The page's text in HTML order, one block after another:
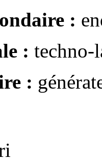
:
: techno-
: